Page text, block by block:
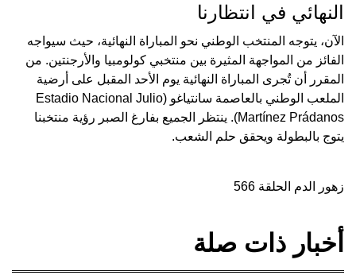
النهائي في انتظارنا
الآن، يتوجه المنتخب الوطني نحو المباراة النهائية، حيث سيواجه
الفائز من المواجهة المثيرة بين منتخبي كولومبيا والأرجنتين. من
المقرر أن تُجرى المباراة النهائية يوم الأحد المقبل على أرضية
الملعب الوطني بالعاصمة سانتياغو (Estadio Nacional Julio
Martínez Prádanos). ينتظر الجميع بفارغ الصبر رؤية منتخبنا
يتوج بالبطولة ويحقق حلم الشعب.
زهور الدم الحلقة 566
أخبار ذات صلة